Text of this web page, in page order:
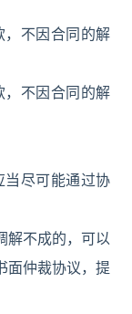
，不因合同的解
，不因合同的解
当尽可能通过协
解不成的，可以
面仲裁协议，提